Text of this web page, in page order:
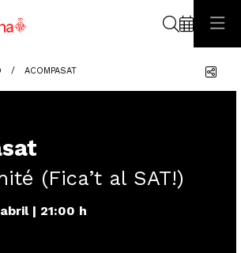
ACOMPASAT
(Fica’t al SAT!)
| 21:00 h